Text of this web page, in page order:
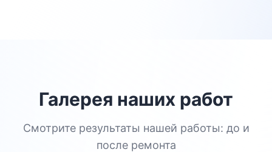
Галерея наших работ
Смотрите результаты нашей работы: до и
после ремонта